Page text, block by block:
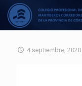
4 septiembre, 2020